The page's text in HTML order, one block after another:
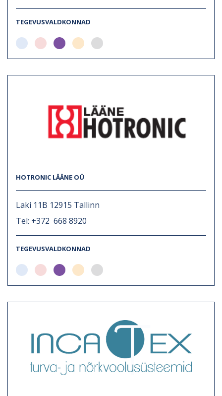
TEGEVUSVALDKONNAD
HOTRONIC LÄÄNE OÜ
Laki 11B 12915 Tallinn
Tel: +372 668 8920
TEGEVUSVALDKONNAD